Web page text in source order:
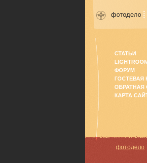
фотодело
СТАТЬИ
ФОРУМ
ГОСТЕВАЯ
ОБРАТНАЯ
КАРТА
фотодело